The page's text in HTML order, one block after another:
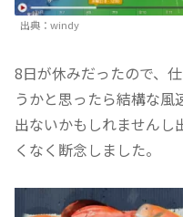
出典：windy
8日が休みだったので、
うかと思ったら結構な
出ないかもしれませんし
くなく断念しました。